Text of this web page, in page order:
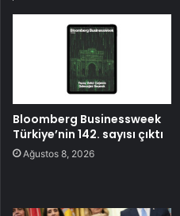
Bloomberg Businessweek
Türkiye’nin 142. sayısı çıktı
Ağustos 8, 2026